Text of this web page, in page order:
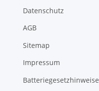
Datenschutz
AGB
Sitemap
Impressum
Batteriegesetzhinweise